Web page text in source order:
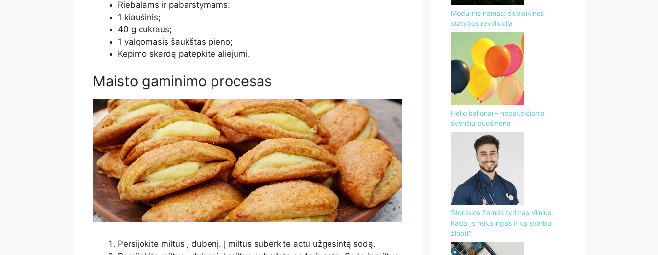
Riebalams ir pabarstymams:
1 kiaušinis;
40 g cukraus;
1 valgomasis šaukštas pieno;
Kepimo skardą patepkite aliejumi.
Maisto gaminimo procesas
Persijokite miltus į dubenį. Į miltus suberkite actu užgesintą sodą.
Modulinis namas: šiuolaikinės
statybos revoliucija
Helio balionai – nepakeičiama
švenčių puošmena
Storosios žarnos tyrimas Vilnius:
kada jis reikalingas ir ką svarbu
žinoti?